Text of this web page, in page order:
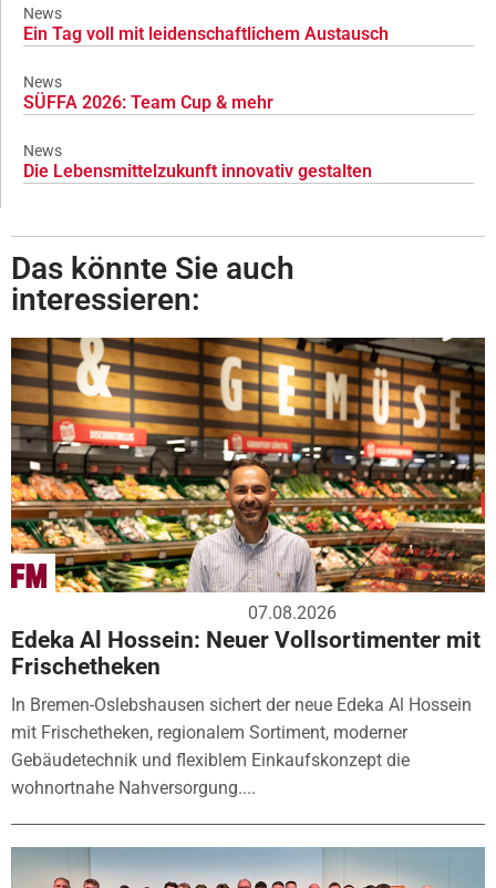
News
Ein Tag voll mit leidenschaftlichem Austausch
News
SÜFFA 2026: Team Cup & mehr
News
Die Lebensmittelzukunft innovativ gestalten
Das könnte Sie auch
interessieren:
07.08.2026
Edeka Al Hossein: Neuer Vollsortimenter mit
Frischetheken
In Bremen-Oslebshausen sichert der neue Edeka Al Hossein
mit Frischetheken, regionalem Sortiment, moderner
Gebäudetechnik und flexiblem Einkaufskonzept die
wohnortnahe Nahversorgung....